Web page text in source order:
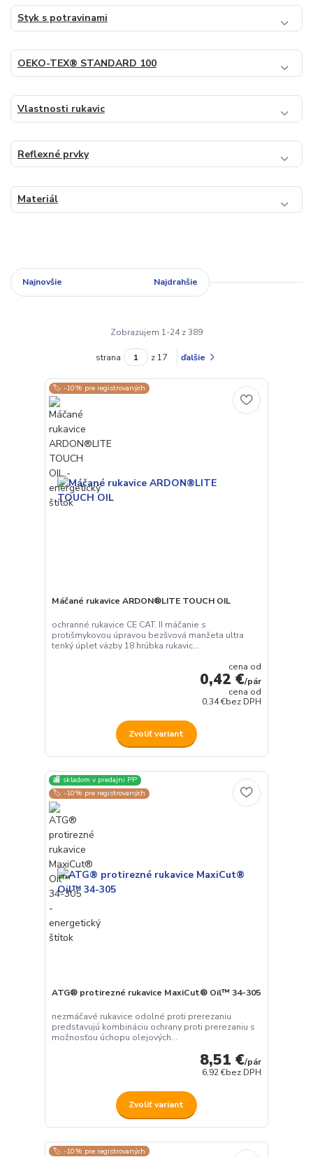
Styk s potravinami
OEKO-TEX® STANDARD 100
Vlastnosti rukavic
Reflexné prvky
Materiál
Najnovšie Najdrahšie
Zobrazujem 1-24 z 389
strana z 17 ďalšie
🏷️ -10% pre registrovaných
Máčané rukavice ARDON®LITE TOUCH OIL
ochranné rukavice CE CAT. II máčanie s
protišmykovou úpravou bezšvová manžeta ultra
tenký úplet väzby 18 hrúbka rukavic...
cena od
0,42 €/pár
cena od
0,34 €bez DPH
Zvoliť variant
🏬 skladom v predajni PP
🏷️ -10% pre registrovaných
ATG® protirezné rukavice MaxiCut® Oil™ 34-305
nezmáčavé rukavice odolné proti prerezaniu
predstavujú kombináciu ochrany proti prerezaniu s
možnosťou úchopu olejových...
8,51 €/pár
6,92 €bez DPH
Zvoliť variant
🏷️ -10% pre registrovaných